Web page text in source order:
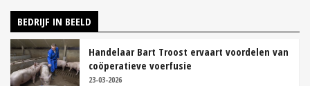
BEDRIJF IN BEELD
Handelaar Bart Troost ervaart voordelen van
coöperatieve voerfusie
23-03-2026